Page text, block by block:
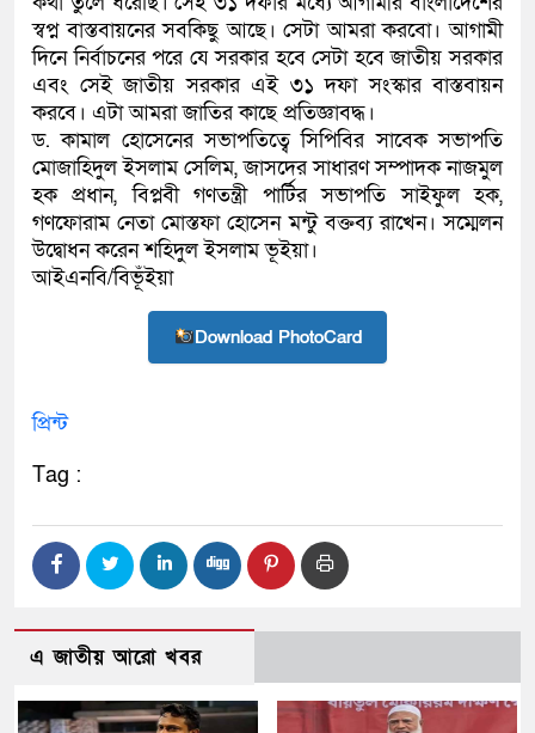
স্বপ্ন বাস্তবায়নের সবকিছু আছে। সেটা আমরা করবো। আগামী
দিনে নির্বাচনের পরে যে সরকার হবে সেটা হবে জাতীয় সরকার
এবং সেই জাতীয় সরকার এই ৩১ দফা সংস্কার বাস্তবায়ন
করবে। এটা আমরা জাতির কাছে প্রতিজ্ঞাবদ্ধ।
ড. কামাল হোসেনের সভাপতিত্বে সিপিবির সাবেক সভাপতি
মোজাহিদুল ইসলাম সেলিম, জাসদের সাধারণ সম্পাদক নাজমুল
হক প্রধান, বিপ্লবী গণতন্ত্রী পার্টির সভাপতি সাইফুল হক,
গণফোরাম নেতা মোস্তফা হোসেন মন্টু বক্তব্য রাখেন। সম্মেলন
উদ্বোধন করেন শহিদুল ইসলাম ভূইয়া।
আইএনবি/বিভূঁইয়া
Download PhotoCard
প্রিন্ট
Tag :
এ জাতীয় আরো খবর